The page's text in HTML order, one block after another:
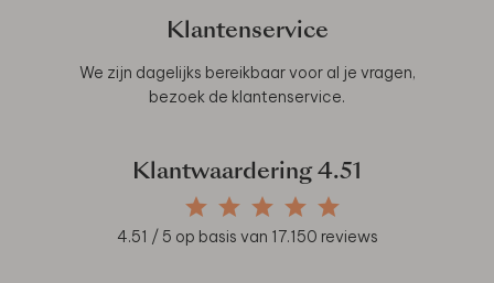
Klantenservice
We zijn dagelijks bereikbaar voor al je vragen,
bezoek de klantenservice.
Klantwaardering 4.51
4.51 / 5 op basis van 17.150 reviews